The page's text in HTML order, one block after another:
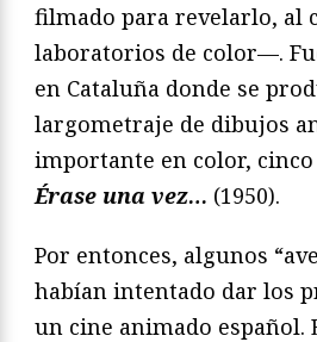
filmado para revelarlo, al
laboratorios de color—.
en Cataluña donde se
largometraje de dibujos
importante en color, cinco
Érase una vez… (1950).
Por entonces, algunos
habían intentado dar los
un cine animado español.